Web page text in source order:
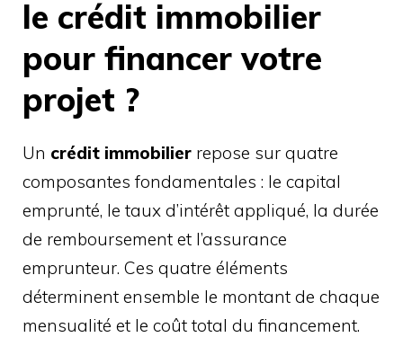
le crédit immobilier
pour financer votre
projet ?
Un crédit immobilier repose sur quatre
composantes fondamentales : le capital
emprunté, le taux d’intérêt appliqué, la durée
de remboursement et l’assurance
emprunteur. Ces quatre éléments
déterminent ensemble le montant de chaque
mensualité et le coût total du financement.